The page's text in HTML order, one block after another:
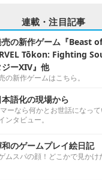
連載・注目記事
の新作ゲーム『Beast
Tōkon: Fighting
ジーXIV』他
の新作ゲームはこちら。
語化の現場から
ーなら何かとお世話になっ
ンタビュー。
のゲームプレイ絵日記
ムスパの顔！どこかで見か